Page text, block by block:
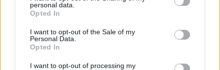
grant or deny consent to Google and its third-party tags to
use your data for below specified purposes in below Google
consent section.
personal data.
Opted In
I want to opt-out of the Sale of my
Personal Data.
Opted In
I want to opt-out of processing my
Κακοκαιρία «Αριέλ»: Τεράστιες ζημιές σε
Ήπειρο και Κέρκυρα, ποιοι δήμοι έχουν τεθεί σε
κατάσταση έκτακτης ανάγκης